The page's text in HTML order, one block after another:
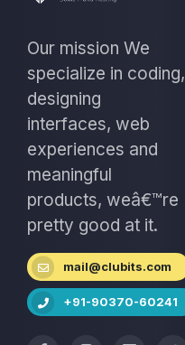
Our mission We
specialize in coding,
designing
interfaces, web
experiences and
meaningful
products, weâ€™re
pretty good at it.
mail@clubits.com
+91-90370-60241